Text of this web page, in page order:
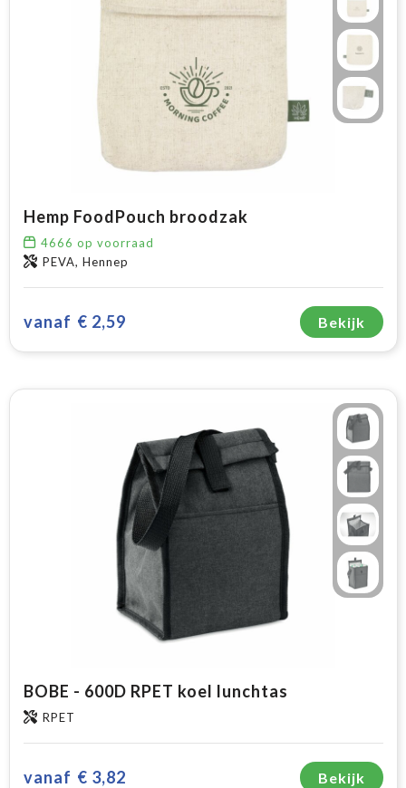
Hemp FoodPouch broodzak
4666 op voorraad
PEVA, Hennep
vanaf € 2,59 Bekijk
BOBE - 600D RPET koel lunchtas
RPET
vanaf € 3,82 Bekijk